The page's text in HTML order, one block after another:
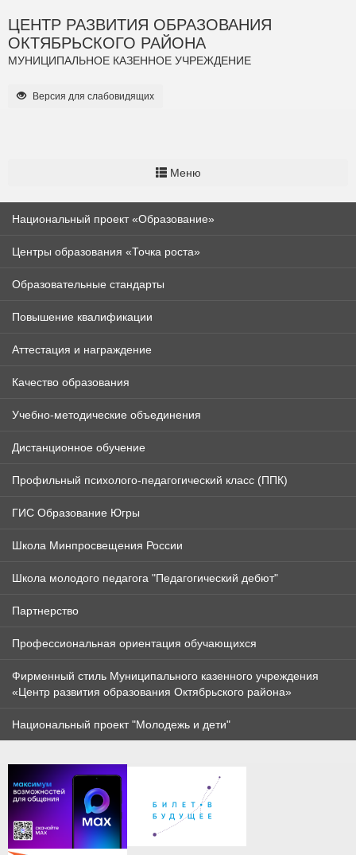
ЦЕНТР РАЗВИТИЯ ОБРАЗОВАНИЯ
ОКТЯБРЬСКОГО РАЙОНА
МУНИЦИПАЛЬНОЕ КАЗЕННОЕ УЧРЕЖДЕНИЕ
Версия для слабовидящих
Меню
Национальный проект «Образование»
Центры образования «Точка роста»
Образовательные стандарты
Повышение квалификации
Аттестация и награждение
Качество образования
Учебно-методические объединения
Дистанционное обучение
Профильный психолого-педагогический класс (ППК)
ГИС Образование Югры
Школа Минпросвещения России
Школа молодого педагога "Педагогический дебют"
Партнерство
Профессиональная ориентация обучающихся
Фирменный стиль Муниципального казенного учреждения
«Центр развития образования Октябрьского района»
Национальный проект "Молодежь и дети"